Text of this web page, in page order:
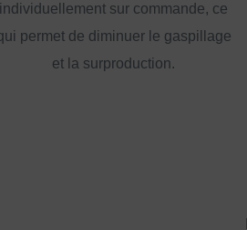
individuellement sur commande, ce
permet de diminuer le gaspillage
et la surproduction.